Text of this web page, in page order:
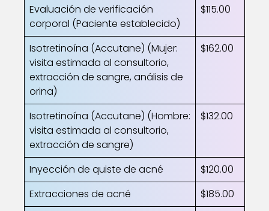
Evaluación de verificación
corporal (Paciente establecido)
$115.00
Isotretinoína (Accutane) (Mujer:
visita estimada al consultorio,
extracción de sangre, análisis de
orina)
$162.00
Isotretinoína (Accutane) (Hombre:
visita estimada al consultorio,
extracción de sangre)
$132.00
Inyección de quiste de acné
$120.00
Extracciones de acné
$185.00